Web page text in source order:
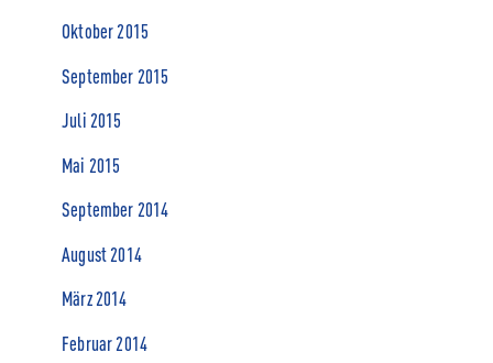
Oktober 2015
September 2015
Juli 2015
Mai 2015
September 2014
August 2014
März 2014
Februar 2014